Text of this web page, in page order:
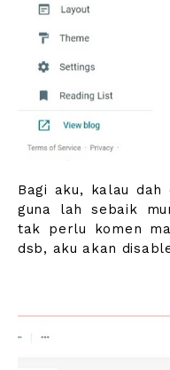
Bagi aku, kalau
guna lah sebaik
tak perlu komen
dsb, aku akan